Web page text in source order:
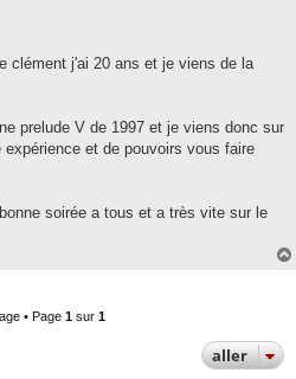
clément j'ai 20 ans et je viens de la
prelude V de 1997 et je viens donc sur
et de pouvoirs vous faire
soirée a tous et a très vite sur le
• Page 1 sur 1
aller